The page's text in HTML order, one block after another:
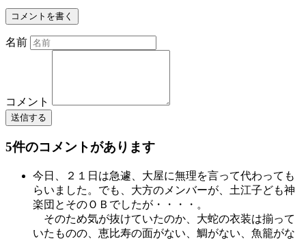
コメントを書く
名前
コメント
送信する
5件のコメントがあります
今日、２１日は急遽、大屋に無理を言って代わっても
らいました。でも、大方のメンバーが、土江子ども神
楽団とそのＯＢでしたが・・・・。
そのため気が抜けていたのか、大蛇の衣装は揃って
いたものの、恵比寿の面がない、鯛がない、魚籠がな